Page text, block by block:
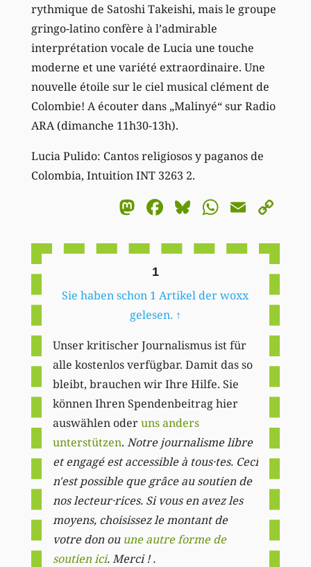
rythmique de Satoshi Takeishi, mais le groupe
gringo-latino confère à l’admirable
interprétation vocale de Lucia une touche
moderne et une variété extraordinaire. Une
nouvelle étoile sur le ciel musical clément de
Colombie! A écouter dans „Malinyé“ sur Radio
ARA (dimanche 11h30-13h).
Lucia Pulido: Cantos religiosos y paganos de
Colombia, Intuition INT 3263 2.
Mastodon
Facebook
BlueskyEmail
1
Sie haben schon 1 Artikel der woxx
gelesen. ↑
Unser kritischer Journalismus ist für
alle kostenlos verfügbar. Damit das so
bleibt, brauchen wir Ihre Hilfe. Sie
können Ihren Spendenbeitrag hier
auswählen oderuns anders
unterstützen. Notre journalisme libre
et engagé est accessible à tous·tes. Ceci
n'est possible que grâce au soutien de
nos lecteur·rices. Si vous en avez les
moyens, choisissez le montant de
votre don ou une autre forme de
soutien ici. Merci ! .